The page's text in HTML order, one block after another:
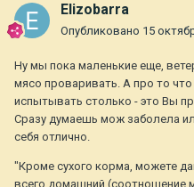
Elizobarra
Опубликовано 15
Ну мы пока маленькие еще,
мясо проваривать. А про то
испытывать столько - это Вы
Сразу думаешь мож заболела
себя отлично.
"Кроме сухого корма, можете
всего домашний (соотношение